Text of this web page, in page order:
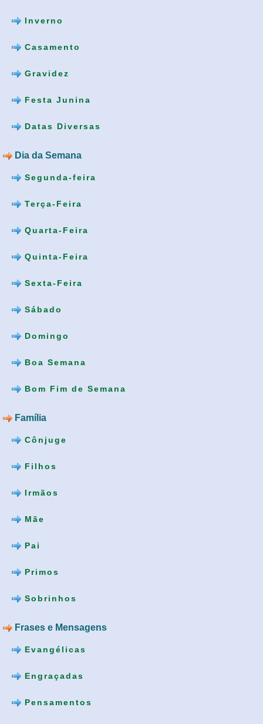
Inverno
Casamento
Gravidez
Festa Junina
Datas Diversas
Dia da Semana
Segunda-feira
Terça-Feira
Quarta-Feira
Quinta-Feira
Sexta-Feira
Sábado
Domingo
Boa Semana
Bom Fim de Semana
Família
Cônjuge
Filhos
Irmãos
Mãe
Pai
Primos
Sobrinhos
Frases e Mensagens
Evangélicas
Engraçadas
Pensamentos